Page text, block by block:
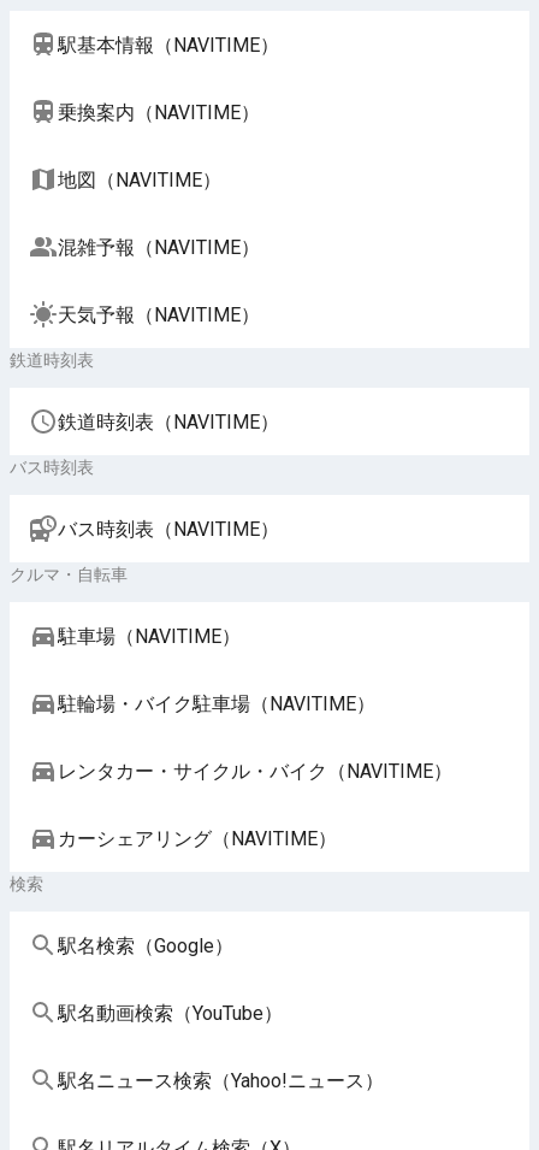
駅基本情報（NAVITIME）
乗換案内（NAVITIME）
地図（NAVITIME）
混雑予報（NAVITIME）
天気予報（NAVITIME）
鉄道時刻表
鉄道時刻表（NAVITIME）
バス時刻表
バス時刻表（NAVITIME）
クルマ・自転車
駐車場（NAVITIME）
駐輪場・バイク駐車場（NAVITIME）
レンタカー・サイクル・バイク（NAVITIME）
カーシェアリング（NAVITIME）
検索
駅名検索（Google）
駅名動画検索（YouTube）
駅名ニュース検索（Yahoo!ニュース）